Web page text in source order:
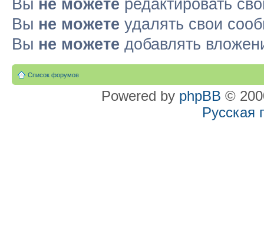
Вы не можете редактировать
Вы не можете удалять свои
Вы не можете добавлять
Список форумов
Powered by phpBB ©
Русская